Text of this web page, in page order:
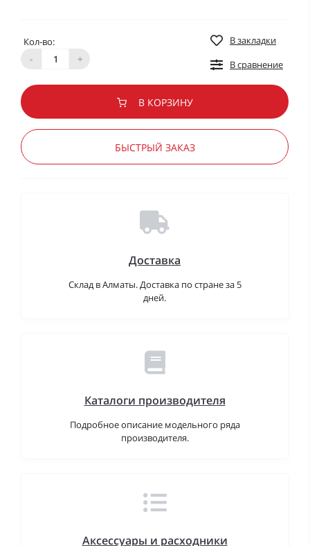
Кол-во:
-
+
В закладки
В сравнение
В КОРЗИНУ
БЫСТРЫЙ ЗАКАЗ
Доставка
Склад в Алматы. Доставка по стране за 5
дней.
Каталоги производителя
Подробное описание модельного ряда
производителя.
Аксессуары и расходники